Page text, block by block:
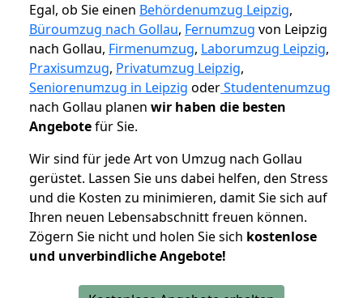
Egal, ob Sie einen Behördenumzug Leipzig,
Büroumzug nach Gollau, Fernumzug von Leipzig
nach Gollau, Firmenumzug, Laborumzug Leipzig,
Praxisumzug, Privatumzug Leipzig,
Seniorenumzug in Leipzig oderStudentenumzug
nach Gollau planen wir haben die besten
Angebotefür Sie.
Wir sind für jede Art von Umzug nach Gollau
gerüstet. Lassen Sie uns dabei helfen, den Stress
und die Kosten zu minimieren, damit Sie sich auf
Ihren neuen Lebensabschnitt freuen können.
Zögern Sie nicht und holen Sie sich kostenlose
und unverbindliche Angebote!